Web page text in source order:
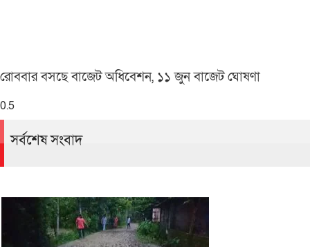
রোববার বসছে বাজেট অধিবেশন, ১১ জুন বাজেট ঘোষণা
সর্বশেষ সংবাদ